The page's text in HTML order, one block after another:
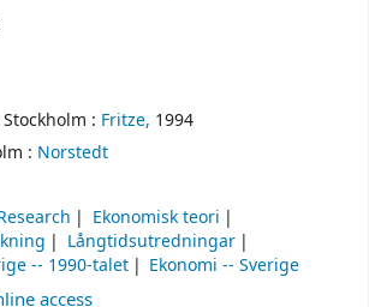
Stockholm : Fritze, 1994
: Norstedt
Ekonomisk teori
Långtidsutredningar
-- 1990-talet
Ekonomi -- Sverige
access